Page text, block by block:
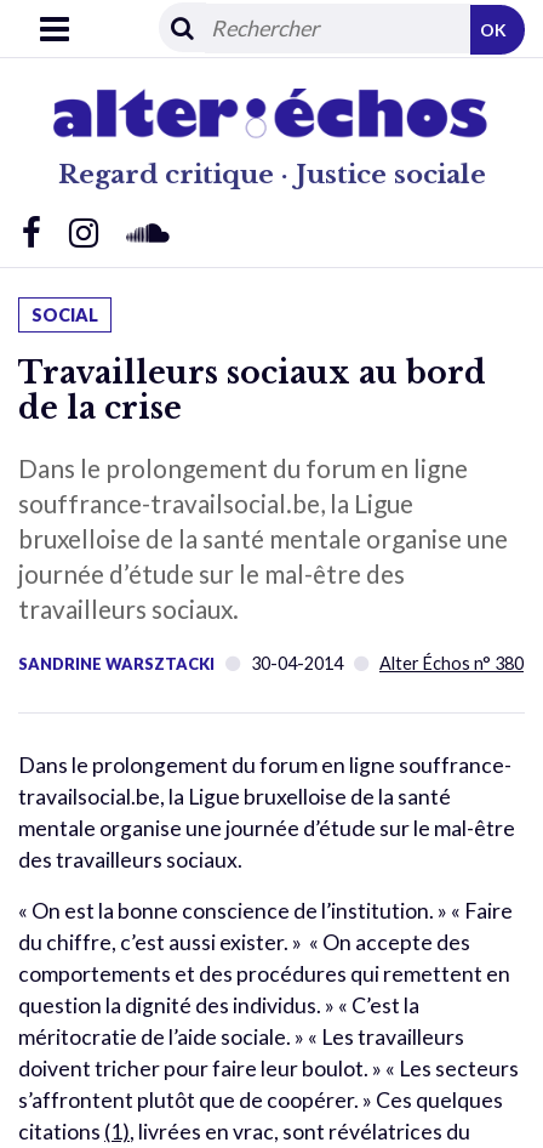
Regard critique · Justice sociale
OK
SOCIAL
Travailleurs sociaux au bord
de la crise
Dans le prolongement du forum en ligne
souffrance-travailsocial.be, la Ligue
bruxelloise de la santé mentale organise une
journée d’étude sur le mal-être des
travailleurs sociaux.
SANDRINE WARSZTACKI 30-04-2014 Alter Échos n° 380
Dans le prolongement du forum en ligne souffrance-
travailsocial.be, la Ligue bruxelloise de la santé
mentale organise une journée d’étude sur le mal-être
des travailleurs sociaux.
« On est la bonne conscience de l’institution. » « Faire
du chiffre, c’est aussi exister. » « On accepte des
comportements et des procédures qui remettent en
question la dignité des individus. » « C’est la
méritocratie de l’aide sociale. » « Les travailleurs
doivent tricher pour faire leur boulot. » « Les secteurs
s’affrontent plutôt que de coopérer. » Ces quelques
citations (1), livrées en vrac, sont révélatrices du